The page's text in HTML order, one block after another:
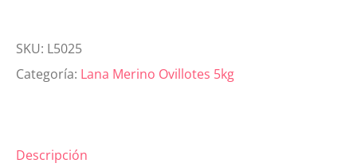
XXL
Amarillo
Kg
SKU: L5025
Categoría: Lana Merino Ovillotes 5kg
Descripción